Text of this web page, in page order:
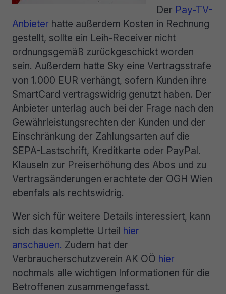
Der Pay-TV-
Anbieter hatte außerdem Kosten in Rechnung
gestellt, sollte ein Leih-Receiver nicht
ordnungsgemäß zurückgeschickt worden
sein. Außerdem hatte Sky eine Vertragsstrafe
von 1.000 EUR verhängt, sofern Kunden ihre
SmartCard vertragswidrig genutzt haben. Der
Anbieter unterlag auch bei der Frage nach den
Gewährleistungsrechten der Kunden und der
Einschränkung der Zahlungsarten auf die
SEPA-Lastschrift, Kreditkarte oder PayPal.
Klauseln zur Preiserhöhung des Abos und zu
Vertragsänderungen erachtete der OGH Wien
ebenfals als rechtswidrig.
Wer sich für weitere Details interessiert, kann
sich das komplette Urteil hier
anschauen. Zudem hat der
Verbraucherschutzverein AK OÖ hier
nochmals alle wichtigen Informationen für die
Betroffenen zusammengefasst.